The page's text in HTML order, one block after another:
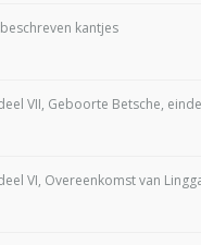
kantjes
VII, Geboorte Betsche,
VI, Overeenkomst van